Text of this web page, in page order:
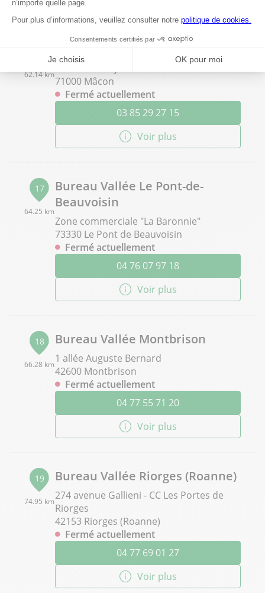
62.14 km
71000 Mâcon
Fermé actuellement
03 85 29 27 15
Voir plus
17
64.25 km
Bureau Vallée Le Pont-de-
Beauvoisin
Zone commerciale "La Baronnie"
73330 Le Pont de Beauvoisin
Fermé actuellement
04 76 07 97 18
Voir plus
18
66.28 km
Bureau Vallée Montbrison
1 allée Auguste Bernard
42600 Montbrison
Fermé actuellement
04 77 55 71 20
Voir plus
19
74.95 km
Bureau Vallée Riorges (Roanne)
274 avenue Gallieni - CC Les Portes de
Riorges
42153 Riorges (Roanne)
Fermé actuellement
04 77 69 01 27
Voir plus